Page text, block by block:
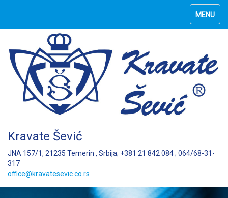
Kravate Šević
JNA 157/1, 21235 Temerin , Srbija; +381 21 842 084 ; 064/68-31-
317
office@kravatesevic.co.rs
MENU